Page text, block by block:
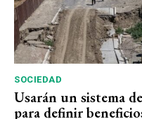
SOCIEDAD
Usarán un sistema
para definir